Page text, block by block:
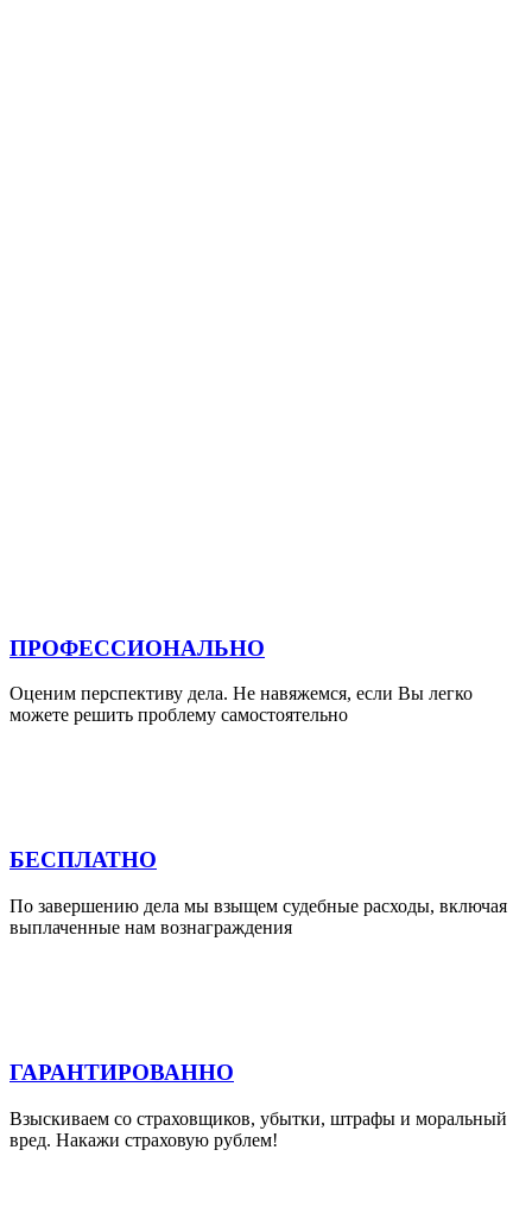
ПРОФЕССИОНАЛЬНО
Оценим перспективу дела. Не навяжемся, если Вы легко
можете решить проблему самостоятельно
БЕСПЛАТНО
По завершению дела мы взыщем судебные расходы, включая
выплаченные нам вознаграждения
ГАРАНТИРОВАННО
Взыскиваем со страховщиков, убытки, штрафы и моральный
вред. Накажи страховую рублем!